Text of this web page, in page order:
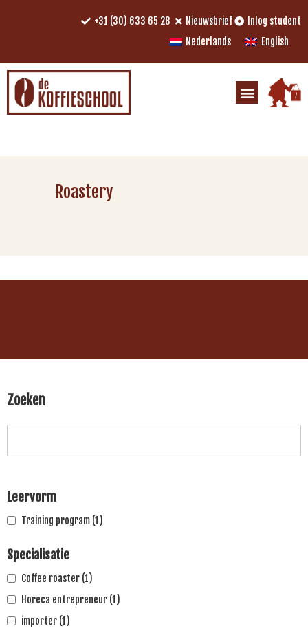
+31 (30) 633 65 28 Nieuwsbrief
Inlog student
Nederlands
English
Roastery
Zoeken
Leervorm
Training program (1)
Specialisatie
Coffee roaster (1)
Horeca entrepreneur (1)
importer (1)